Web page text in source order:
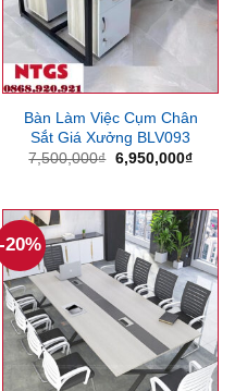
Bàn Làm Việc Cụm Chân
Sắt Giá Xưởng BLV093
7,500,000₫ Giá
6,950,000₫Giá
-20%